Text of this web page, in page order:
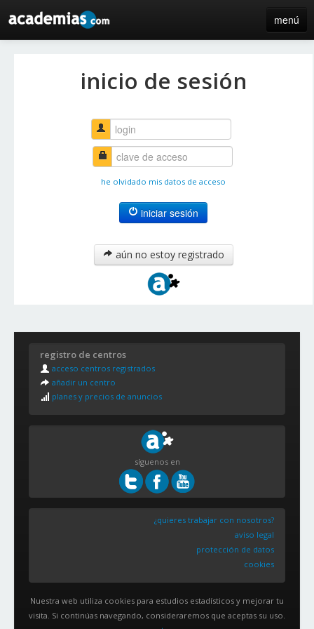
menú
iniciar sesión / registro de centros
inicio de sesión
he olvidado mis datos de acceso
iniciar sesión
aún no estoy registrado
registro de centros
acceso centros registrados
añadir un centro
planes y precios de anuncios
síguenos en
¿quieres trabajar con nosotros?
aviso legal
protección de datos
cookies
Nuestra web utiliza cookies para estudios estadísticos y mejorar tu
visita. Si continúas navegando, consideraremos que aceptas su uso.